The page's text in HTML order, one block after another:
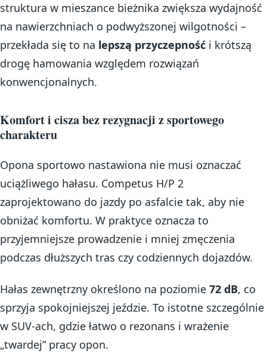
struktura w mieszance bieżnika zwiększa wydajność
na nawierzchniach o podwyższonej wilgotności –
przekłada się to na lepszą przyczepność i krótszą
drogę hamowania względem rozwiązań
konwencjonalnych.
Komfort i cisza bez rezygnacji z sportowego
charakteru
Opona sportowo nastawiona nie musi oznaczać
uciążliwego hałasu. Competus H/P 2
zaprojektowano do jazdy po asfalcie tak, aby nie
obniżać komfortu. W praktyce oznacza to
przyjemniejsze prowadzenie i mniej zmęczenia
podczas dłuższych tras czy codziennych dojazdów.
Hałas zewnętrzny określono na poziomie 72 dB, co
sprzyja spokojniejszej jeździe. To istotne szczególnie
w SUV-ach, gdzie łatwo o rezonans i wrażenie
„twardej” pracy opon.